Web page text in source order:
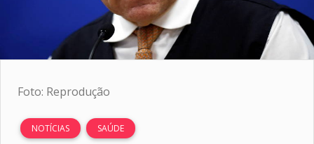
Foto: Reprodução
NOTÍCIAS SAÚDE